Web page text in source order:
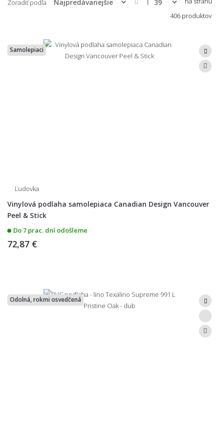
Zoradiť podľa
406 produktov
Samolepiaci
Ľudovka
Vinylová podlaha samolepiaca Canadian Design Vancouver
Peel & Stick
Do 7 prac. dní odošleme
72,87 €
Odolná, rokmi osvedčená